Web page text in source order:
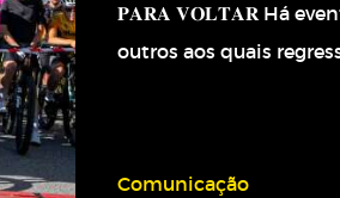
𝐏𝐀𝐑𝐀 𝐕𝐎𝐋𝐓𝐀𝐑 Há
outros aos quais
Comunicação